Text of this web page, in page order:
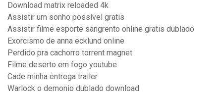
Download matrix reloaded 4k
Assistir um sonho possível gratis
Assistir filme esporte sangrento online gratis dublado
Exorcismo de anna ecklund online
Perdido pra cachorro torrent magnet
Filme deserto em fogo youtube
Cade minha entrega trailer
Warlock o demonio dublado download